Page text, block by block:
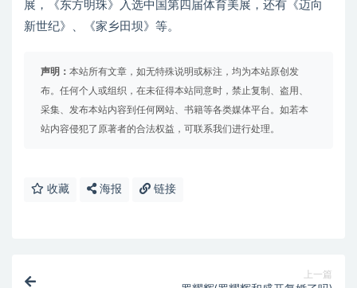
展，《东方明珠》入选中国第四届体育美展，还有《迈向
新世纪》、《家乡田坝》等。
声明： 本站所有文章，如无特殊说明或标注，均为本站原创发
布。任何个人或组织，在未征得本站同意时，禁止复制、盗用、
采集、发布本站内容到任何网站、书籍等各类媒体平台。如若本
站内容侵犯了原著者的合法权益，可联系我们进行处理。
收藏 海报 链接
上一篇